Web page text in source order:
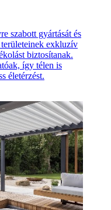
szabott gyártását és
exkluzív
biztosítanak.
így télen is
életérzést.